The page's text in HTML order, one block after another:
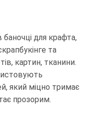
баночці для крафта,
та
картин, тканини.
який міцно тримає
прозорим.